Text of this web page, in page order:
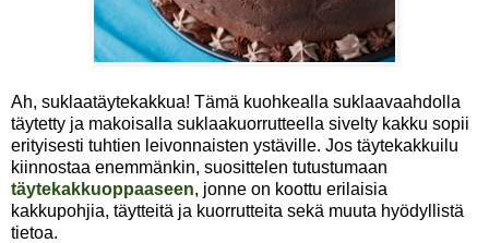
Ah, suklaatäytekakkua! Tämä kuohkealla suklaavaahdolla
täytetty ja makoisalla suklaakuorrutteella sivelty kakku sopii
erityisesti tuhtien leivonnaisten ystäville. Jos täytekakkuilu
kiinnostaa enemmänkin, suosittelen tutustumaan
täytekakkuoppaaseen, jonne on koottu erilaisia
kakkupohjia, täytteitä ja kuorrutteita sekä muuta hyödyllistä
tietoa.